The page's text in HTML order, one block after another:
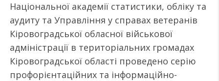
Національної академії статистики, обліку та
аудиту та Управління у справах ветеранів
Кіровоградської обласної військової
адміністрації в територіальних громадах
Кіровоградської області проведено серію
профорієнтаційних та інформаційно-